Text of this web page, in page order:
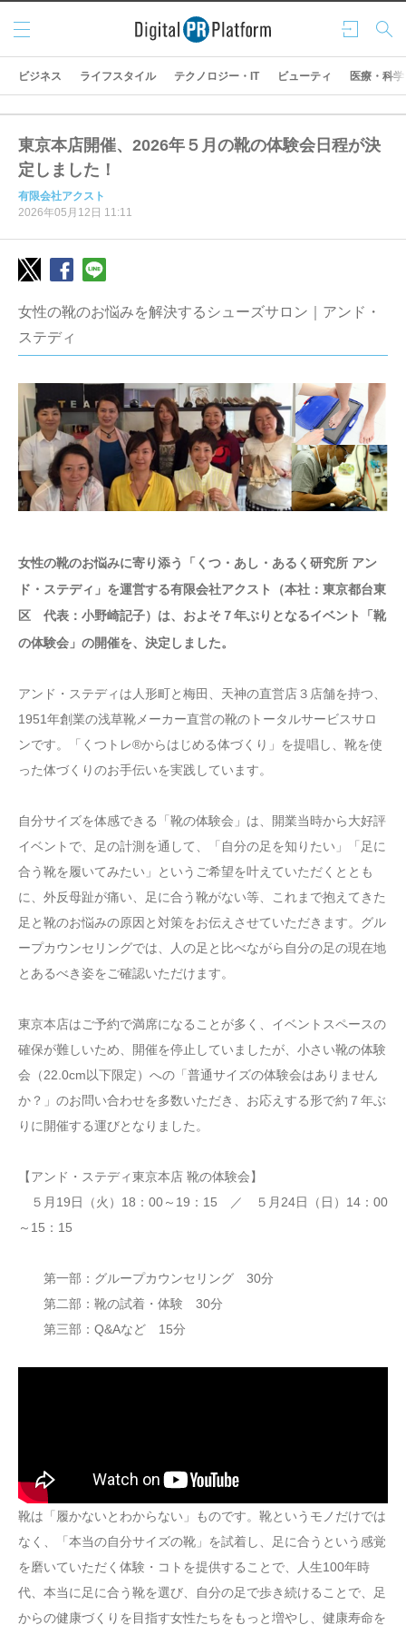
ログ
イン
検索
メニ
ュー
ビジネス ライフスタイル テクノロジー・IT ビューティ 医療・科学
東京本店開催、2026年５月の靴の体験会日程が決
定しました！
有限会社アクスト
2026年05月12日 11:11
女性の靴のお悩みを解決するシューズサロン｜アンド・
ステディ
女性の靴のお悩みに寄り添う「くつ・あし・あるく研究所 アン
ド・ステディ」を運営する有限会社アクスト（本社：東京都台東
区 代表：小野崎記子）は、およそ７年ぶりとなるイベント「靴
の体験会」の開催を、決定しました。
アンド・ステディは人形町と梅田、天神の直営店３店舗を持つ、
1951年創業の浅草靴メーカー直営の靴のトータルサービスサロ
ンです。「くつトレ®からはじめる体づくり」を提唱し、靴を使
った体づくりのお手伝いを実践しています。
自分サイズを体感できる「靴の体験会」は、開業当時から大好評
イベントで、足の計測を通して、「自分の足を知りたい」「足に
合う靴を履いてみたい」というご希望を叶えていただくととも
に、外反母趾が痛い、足に合う靴がない等、これまで抱えてきた
足と靴のお悩みの原因と対策をお伝えさせていただきます。グル
ープカウンセリングでは、人の足と比べながら自分の足の現在地
とあるべき姿をご確認いただけます。
東京本店はご予約で満席になることが多く、イベントスペースの
確保が難しいため、開催を停止していましたが、小さい靴の体験
会（22.0cm以下限定）への「普通サイズの体験会はありません
か？」のお問い合わせを多数いただき、お応えする形で約７年ぶ
りに開催する運びとなりました。
【アンド・ステディ東京本店 靴の体験会】
５月19日（火）18：00～19：15 ／ ５月24日（日）14：00
～15：15
第一部：グループカウンセリング 30分
第二部：靴の試着・体験 30分
第三部：Q&Aなど 15分
靴は「履かないとわからない」ものです。靴というモノだけでは
なく、「本当の自分サイズの靴」を試着し、足に合うという感覚
を磨いていただく体験・コトを提供することで、人生100年時
代、本当に足に合う靴を選び、自分の足で歩き続けることで、足
からの健康づくりを目指す女性たちをもっと増やし、健康寿命を